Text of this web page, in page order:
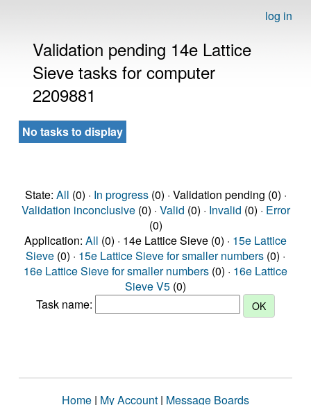
log in
Validation pending 14e Lattice
Sieve tasks for computer
2209881
No tasks to display
State: All (0) · In progress(0) · Validation pending (0) ·
Validation inconclusive(0) · Valid (0) · Invalid (0) · Error
(0)
Application: All (0) · 14e Lattice Sieve (0) · 15e Lattice
Sieve (0) · 15e Lattice Sieve for smaller numbers (0) ·
16e Lattice Sieve for smaller numbers (0) · 16e Lattice
Sieve V5 (0)
Task name:
Home | My Account | Message Boards